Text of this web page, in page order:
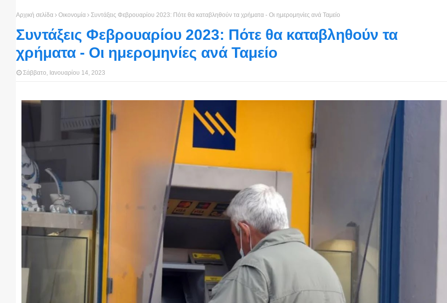
Αρχική σελίδα Οικονομία Συντάξεις Φεβρουαρίου 2023: Πότε θα καταβληθούν τα χρήματα - Οι ημερομηνίες ανά Ταμείο
Συντάξεις Φεβρουαρίου 2023: Πότε θα καταβληθούν τα
χρήματα - Οι ημερομηνίες ανά Ταμείο
Σάββατο, Ιανουαρίου 14, 2023